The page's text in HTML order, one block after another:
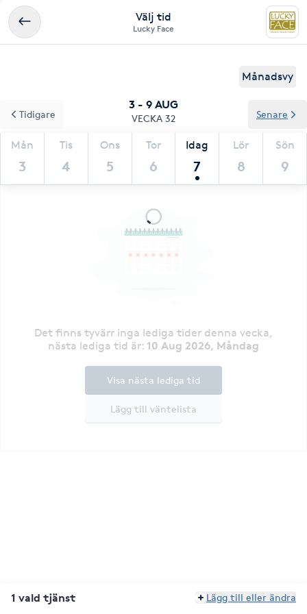
Välj tid
Lucky Face
Månadsvy
3 - 9 AUG
VECKA 32
Mån
3
Tis
4
Ons
5
Tor
6
Idag
7
Lör
8
Sön
9
Tidigare Senare
Det finns tyvärr inga lediga tider denna vecka,
nästa lediga tid är: 10 Aug 2026, Måndag
Lägg till väntelista
Visa nästa lediga tid
1 vald tjänst Lägg till eller ändra